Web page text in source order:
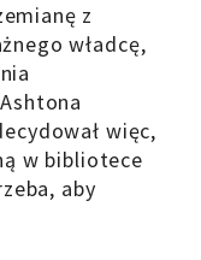
z
władcę,
więc,
w bibliotece
aby